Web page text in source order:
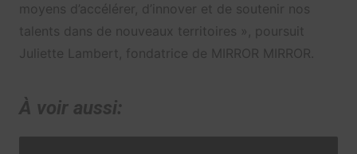
moyens d’accélérer, d’innover et de soutenir nos
talents dans de nouveaux territoires », poursuit
Juliette Lambert, fondatrice de MIRROR MIRROR.
À voir aussi: